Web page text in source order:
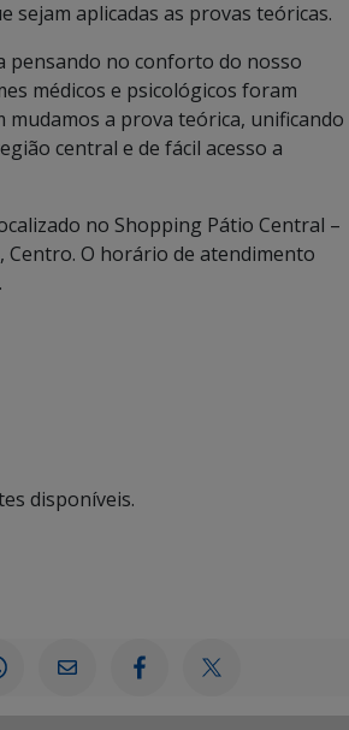
sejam aplicadas as provas teóricas.
pensando no conforto do nosso
médicos e psicológicos foram
a prova teórica, unificando
central e de fácil acesso a
no Shopping Pátio Central –
Centro. O horário de atendimento
disponíveis.